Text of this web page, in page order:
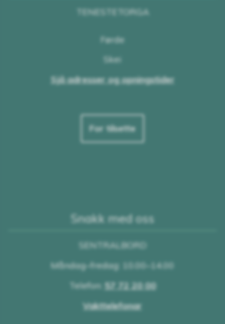
TENESTETORGA
Førde
Skei
Sjå adresser og opningstider
For tilsette
Snakk med oss
SENTRALBORD
Måndag–fredag: 10.00–14.00
Telefon: 57 72 20 00
Vakttelefonar